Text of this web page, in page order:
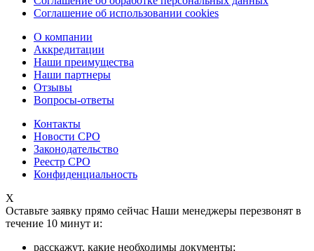
Соглашение об использовании cookies
О компании
Аккредитации
Наши преимущества
Наши партнеры
Отзывы
Вопросы-ответы
Контакты
Новости СРО
Законодательство
Реестр СРО
Конфиденциальность
X
Оставьте заявку прямо сейчас Наши менеджеры перезвонят в
течение 10 минут и:
расскажут, какие необходимы документы;